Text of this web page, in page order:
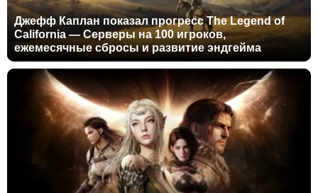
Джефф Каплан показал прогресс The Legend of
California — Серверы на 100 игроков,
ежемесячные сбросы и развитие эндгейма